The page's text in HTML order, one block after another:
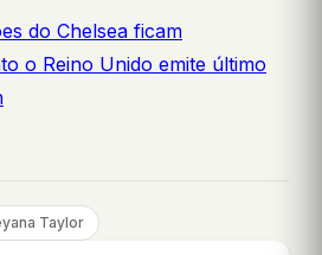
do Chelsea ficam
o Reino Unido emite último
Taylor